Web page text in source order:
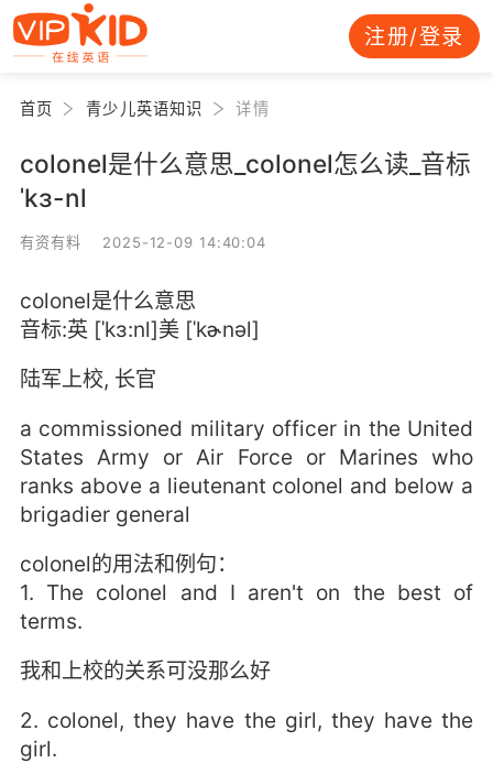
注册/登录
首页 青少儿英语知识 详情
colonel是什么意思_colonel怎么读_音标
ˈkɜ-nl
有资有料 2025-12-09 14:40:04
colonel是什么意思
音标:英 [ˈkɜ:nl]美 [ˈkɚnəl]
陆军上校, 长官
a commissioned military officer in the United
States Army or Air Force or Marines who
ranks above a lieutenant colonel and below a
brigadier general
colonel的用法和例句：
1. The colonel and I aren't on the best of
terms.
我和上校的关系可没那么好
2. colonel, they have the girl, they have the
girl.